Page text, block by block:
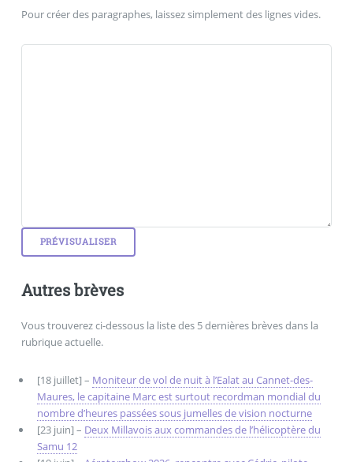
Pour créer des paragraphes, laissez simplement des lignes vides.
Autres brèves
Vous trouverez ci-dessous la liste des 5 dernières brèves dans la
rubrique actuelle.
[18 juillet] – Moniteur de vol de nuit à l’Ealat au Cannet-des-
Maures, le capitaine Marc est surtout recordman mondial du
nombre d’heures passées sous jumelles de vision nocturne
[23 juin] – Deux Millavois aux commandes de l’hélicoptère du
Samu 12